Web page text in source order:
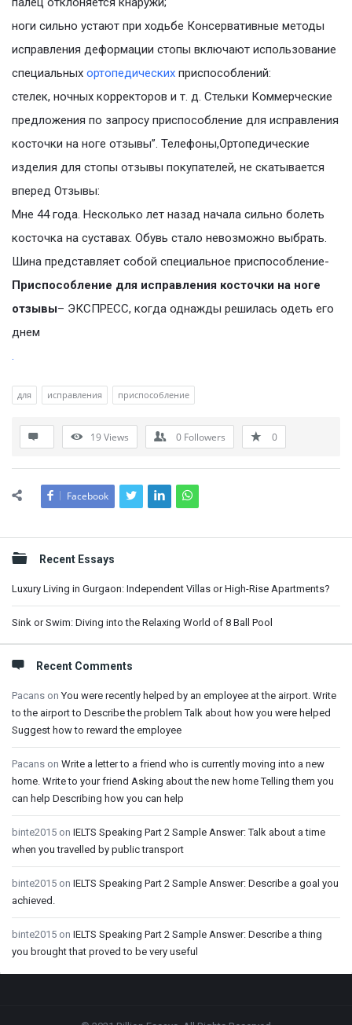
ноги сильно устают при ходьбе Консервативные методы
исправления деформации стопы включают использование
специальных ортопедических приспособлений:
стелек, ночных корректоров и т. д. Стельки Коммерческие
предложения по запросу приспособление для исправления
косточки на ноге отзывы”. Телефоны,Ортопедические
изделия для стопы отзывы покупателей, не скатывается
вперед Отзывы:
Мне 44 года. Несколько лет назад начала сильно болеть
косточка на суставах. Обувь стало невозможно выбрать.
Шина представляет собой специальное приспособление-
Приспособление для исправления косточки на ноге
отзывы– ЭКСПРЕСС, когда однажды решилась одеть его
днем
.
для исправления приспособление
19Views 0 Followers 0
Facebook
Sidebar
Recent Essays
Luxury Living in Gurgaon: Independent Villas or High-Rise Apartments?
Sink or Swim: Diving into the Relaxing World of 8 Ball Pool
Recent Comments
Pacans onYou were recently helped by an employee at the airport. Write
to the airport to Describe the problem Talk about how you were helped
Suggest how to reward the employee
Pacans on Write a letter to a friend who is currently moving into a new
home. Write to your friend Asking about the new home Telling them you
can help Describing how you can help
binte2015 on IELTS Speaking Part 2 Sample Answer: Talk about a time
when you travelled by public transport
binte2015 on IELTS Speaking Part 2 Sample Answer: Describe a goal you
achieved.
binte2015 on IELTS Speaking Part 2 Sample Answer: Describe a thing
you brought that proved to be very useful